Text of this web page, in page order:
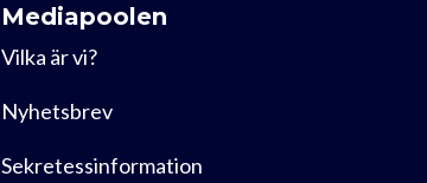
Mediapoolen
Vilka är vi?
Nyhetsbrev
Sekretessinformation